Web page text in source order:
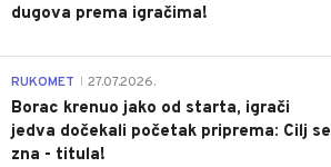
dugova prema igračima!
RUKOMET 27.07.2026.
Borac krenuo jako od starta, igrači
jedva dočekali početak priprema: Cilj se
zna - titula!